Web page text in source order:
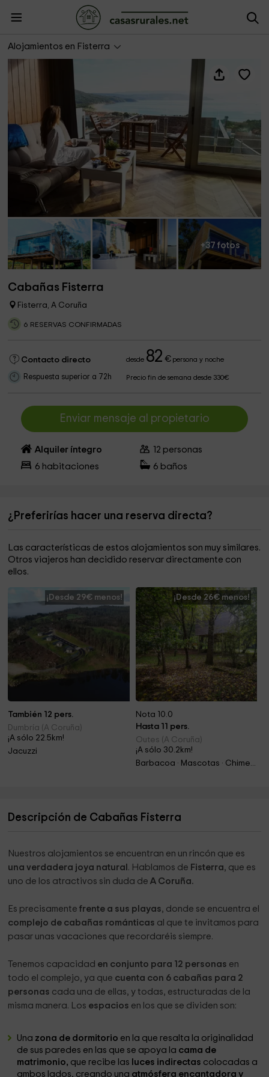
Alojamientos en Fisterra
+37 fotos
Cabañas Fisterra
Fisterra, A Coruña
6 RESERVAS CONFIRMADAS
Contacto directo desde 82 €persona y noche
Respuesta superior a 72h Precio fin de semana desde 330€
Enviar mensaje al propietario
Alquiler íntegro 12 personas
6 habitaciones 6 baños
¿Preferirías hacer una reserva directa?
Las características de estos alojamientos son muy similares.
Otros viajeros han decidido reservar directamente con
ellos.
¡Desde 29€ menos!
También 12 pers.
Dumbría (A Coruña)
¡A sólo 22.5km!
Jacuzzi
¡Desde 26€ menos!
Nota 10.0
Hasta 11 pers.
Outes (A Coruña)
¡A sólo 30.2km!
Barbacoa · Mascotas · Chimenea · Jacuzzi
Descripción de Cabañas Fisterra
Nuestros alojamientos se encuentran en un rincón que es
una verdadera joya natural . Hablamos de Fisterra, que es
uno de los atractivos sin duda de A Coruña.
Es precisamente frente a sus playas, donde se encuentra el
complejo de cabañas románticas al que te invitamos para
pasar unas vacaciones que recordaréis siempre.
Tenemos capacidad en conjunto para 12 personas en
todo el complejo, ya que cuenta con 6 cabañas para 2
personas cada una de ellas, y todas, estructuradas de la
misma manera. Los espacios en los que se dividen son:
Una zona de dormitorio en la que resalta la originalidad
de sus paredes en las que se apoya la cama de
matrimonio, que recibe las luces indirectas colocadas a
ambos lados, creando una atmósfera encantadora y